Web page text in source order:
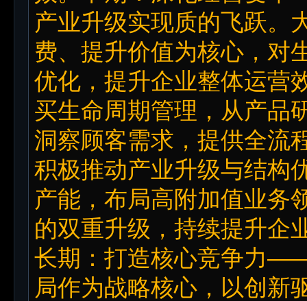
产业升级实现质的飞跃。
费、提升价值为核心，对
优化，提升企业整体运营
买生命周期管理，从产品
洞察顾客需求，提供全流
积极推动产业升级与结构
产能，布局高附加值业务
的双重升级，持续提升企
长期：打造核心竞争力
局作为战略核心，以创新